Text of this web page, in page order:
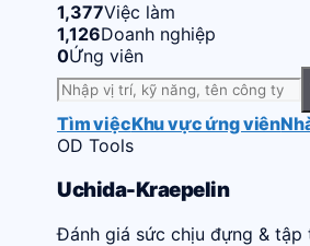
1,377Việc làm
1,126Doanh nghiệp
0Ứng viên
Tìm việcKhu vực ứng viên
OD Tools
Uchida-Kraepelin
Đánh giá sức chịu đựng & tập